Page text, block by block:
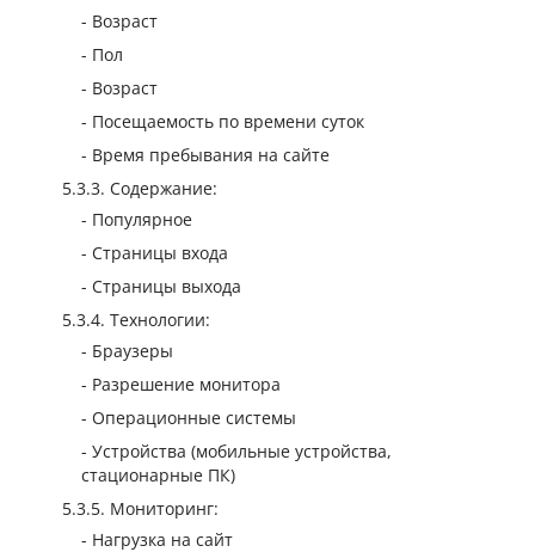
Возраст
Пол
Возраст
Посещаемость по времени суток
Время пребывания на сайте
Содержание:
Популярное
Страницы входа
Страницы выхода
Технологии:
Браузеры
Разрешение монитора
Операционные системы
Устройства (мобильные устройства,
стационарные ПК)
Мониторинг:
Нагрузка на сайт